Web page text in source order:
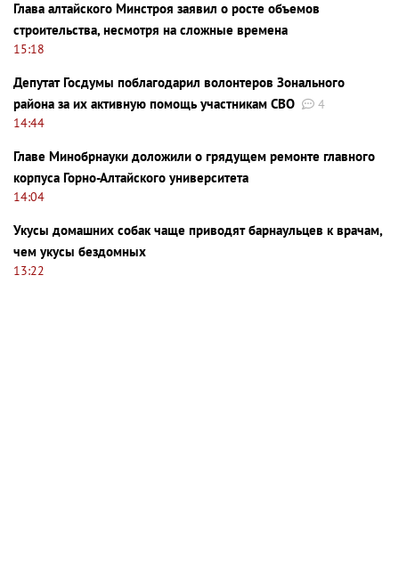
Глава алтайского Минстроя заявил о росте объемов
строительства, несмотря на сложные времена
15:18
Депутат Госдумы поблагодарил волонтеров Зонального
района за их активную помощь участникам СВО
4
14:44
Главе Минобрнауки доложили о грядущем ремонте главного
корпуса Горно-Алтайского университета
14:04
Укусы домашних собак чаще приводят барнаульцев к врачам,
чем укусы бездомных
13:22